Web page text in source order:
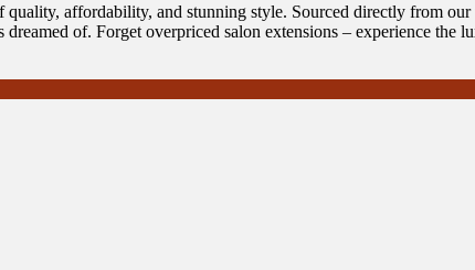
affordability, and stunning style. Sourced directly from
of. Forget overpriced salon extensions – experience the